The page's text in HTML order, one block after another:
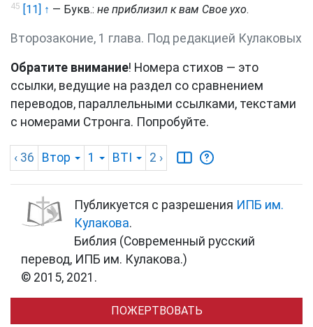
45 [11] ↑ — Букв.: не приблизил к вам Свое ухо.
Второзаконие, 1 глава. Под редакцией Кулаковых
Обратите внимание! Номера стихов — это
ссылки, ведущие на раздел со сравнением
переводов, параллельными ссылками, текстами
с номерами Стронга. Попробуйте.
‹ 36 Втор 1 BTI 2 ›
Публикуется с разрешения ИПБ им.
Кулакова.
Библия (Современный русский
перевод, ИПБ им. Кулакова.)
© 2015, 2021.
ПОЖЕРТВОВАТЬ